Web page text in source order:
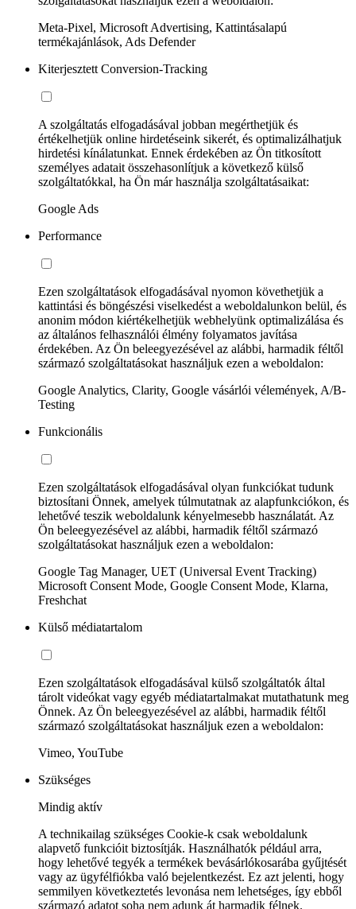
Meta-Pixel, Microsoft Advertising, Kattintásalapú
termékajánlások, Ads Defender
Kiterjesztett Conversion-Tracking
A szolgáltatás elfogadásával jobban megérthetjük és
értékelhetjük online hirdetéseink sikerét, és optimalizálhatjuk
hirdetési kínálatunkat. Ennek érdekében az Ön titkosított
személyes adatait összehasonlítjuk a következő külső
szolgáltatókkal, ha Ön már használja szolgáltatásaikat:
Google Ads
Performance
Ezen szolgáltatások elfogadásával nyomon követhetjük a
kattintási és böngészési viselkedést a weboldalunkon belül, és
anonim módon kiértékelhetjük webhelyünk optimalizálása és
az általános felhasználói élmény folyamatos javítása
érdekében. Az Ön beleegyezésével az alábbi, harmadik féltől
származó szolgáltatásokat használjuk ezen a weboldalon:
Google Analytics, Clarity, Google vásárlói vélemények, A/B-
Testing
Funkcionális
Ezen szolgáltatások elfogadásával olyan funkciókat tudunk
biztosítani Önnek, amelyek túlmutatnak az alapfunkciókon, és
lehetővé teszik weboldalunk kényelmesebb használatát. Az
Ön beleegyezésével az alábbi, harmadik féltől származó
szolgáltatásokat használjuk ezen a weboldalon:
Google Tag Manager, UET (Universal Event Tracking)
Microsoft Consent Mode, Google Consent Mode, Klarna,
Freshchat
Külső médiatartalom
Ezen szolgáltatások elfogadásával külső szolgáltatók által
tárolt videókat vagy egyéb médiatartalmakat mutathatunk meg
Önnek. Az Ön beleegyezésével az alábbi, harmadik féltől
származó szolgáltatásokat használjuk ezen a weboldalon:
Vimeo, YouTube
Szükséges
Mindig aktív
A technikailag szükséges Cookie-k csak weboldalunk
alapvető funkcióit biztosítják. Használhatók például arra,
hogy lehetővé tegyék a termékek bevásárlókosarába gyűjtését
vagy az ügyfélfiókba való bejelentkezést. Ez azt jelenti, hogy
semmilyen következtetés levonása nem lehetséges, így ebből
származó adatot soha nem adunk át harmadik félnek.